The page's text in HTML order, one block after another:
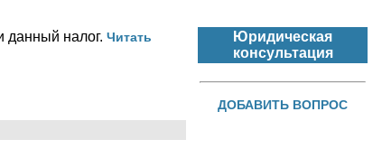
данный налог. Читать
Юридическая
консультация
ДОБАВИТЬ ВОПРОС